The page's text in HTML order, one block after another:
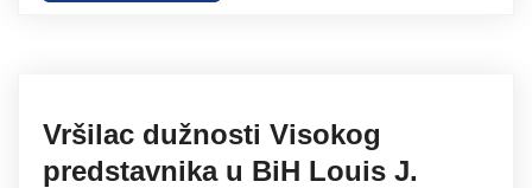
Vršilac dužnosti Visokog
predstavnika u BiH Louis J.